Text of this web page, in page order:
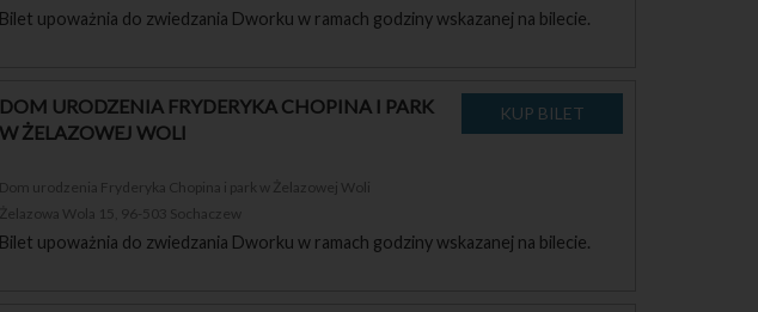
Bilet upoważnia do zwiedzania Dworku w ramach godziny wskazanej na bilecie.
DOM URODZENIA FRYDERYKA CHOPINA I PARK
W ŻELAZOWEJ WOLI
Dom urodzenia Fryderyka Chopina i park w Żelazowej Woli
Żelazowa Wola 15, 96-503 Sochaczew
Bilet upoważnia do zwiedzania Dworku w ramach godziny wskazanej na bilecie.